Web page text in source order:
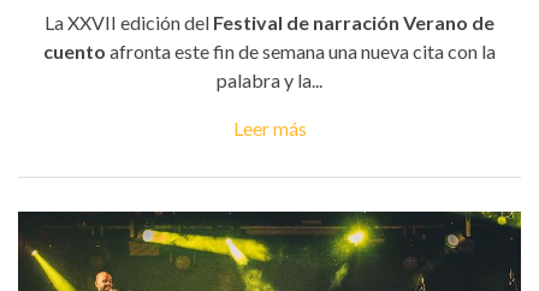
La XXVII edición del Festival de narración Verano de
cuento afronta este fin de semana una nueva cita con la
palabra y la...
Leer más